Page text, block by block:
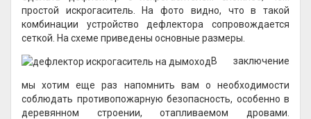
простой искрогаситель. На фото видно, что в такой
комбинации устройство дефлектора сопровождается
сеткой. На схеме приведены основные размеры.
В заключение
мы хотим еще раз напомнить вам о необходимости
соблюдать противопожарную безопасность, особенно в
деревянном строении, отапливаемом дровами.